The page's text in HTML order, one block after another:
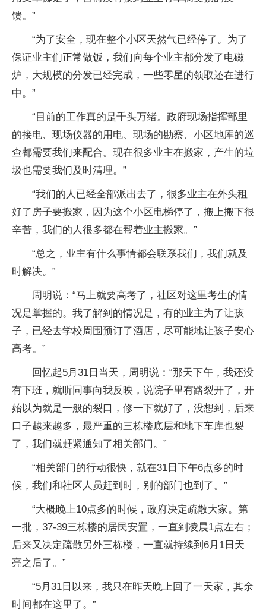
馈。”
“为了安全，现在整个小区天然气已经停了。为了
保证业主们正常做饭，我们向每个业主都分发了电磁
炉，大规模的分发已经完成，一些零星的领取还在进行
中。”
“目前的工作真的是千头万绪。政府现场指挥部里
的接电、现场仪器的用电、现场的勘察、小区地库的巡
查都需要我们来配合。现在很多业主在搬家，产生的垃
圾也需要我们及时清理。”
“我们的人已经全部派出去了，很多业主在外头租
好了房子要搬家，因为这个小区电梯停了，搬上搬下很
辛苦，我们的人很多都在帮着业主搬家。”
“总之，业主有什么事情都会联系我们，我们就及
时解决。”
周明说：“马上就要高考了，社区对这里考生的情
况是掌握的。我了解到的情况是，有的业主为了让孩
子，已经去学校周围预订了酒店，尽可能地让孩子安心
高考。”
回忆起5月31日当天，周明说：“那天下午，我还没
有下班，就听同事向我反映，说院子里有路裂开了，开
始以为就是一般的裂口，修一下就好了，没想到，后来
口子越来越多，最严重的三栋楼底层和地下车库也裂
了，我们就赶紧通知了相关部门。”
“相关部门的行动很快，就在31日下午6点多的时
候，我们和社区人员赶到时，别的部门也到了。”
“大概晚上10点多的时候，政府决定疏散大家。第
一批，37-39三栋楼的居民安置，一直到凌晨1点左右；
后来又决定疏散另外三栋楼，一直就持续到6月1日天
亮之后了。”
“5月31日以来，我只在昨天晚上回了一天家，其余
时间都在这里了。”